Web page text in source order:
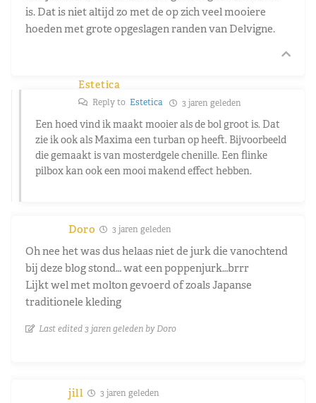
is. Dat is niet altijd zo met de op zich veel mooiere
hoeden met grote opgeslagen randen van Delvigne.
Estetica
Reply to Estetica 3 jaren geleden
Een hoed vind ik maakt mooier als de bol groot is. Dat
zie ik ook als Maxima een turban op heeft. Bijvoorbeeld
die gemaakt is van mosterdgele chenille. Een flinke
pilbox kan ook een mooi makend effect hebben.
Doro 3 jaren geleden
Oh nee het was dus helaas niet de jurk die vanochtend
bij deze blog stond… wat een poppenjurk…brrr
Lijkt wel met molton gevoerd of zoals Japanse
traditionele kleding
Last edited 3 jaren geleden by Doro
jill 3 jaren geleden